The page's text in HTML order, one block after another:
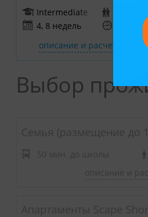
Intermediate
до 15
4, 8 недель
45 минут
описание и расчет
Выбор